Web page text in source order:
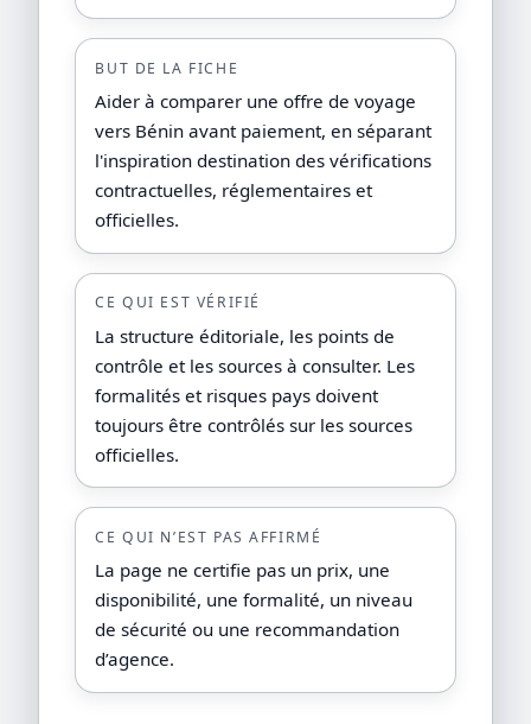
BUT DE LA FICHE
Aider à comparer une offre de voyage
vers Bénin avant paiement, en séparant
l'inspiration destination des vérifications
contractuelles, réglementaires et
officielles.
CE QUI EST VÉRIFIÉ
La structure éditoriale, les points de
contrôle et les sources à consulter. Les
formalités et risques pays doivent
toujours être contrôlés sur les sources
officielles.
CE QUI N’EST PAS AFFIRMÉ
La page ne certifie pas un prix, une
disponibilité, une formalité, un niveau
de sécurité ou une recommandation
d’agence.